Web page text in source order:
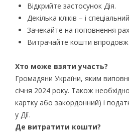
Відкрийте застосунок Дія.
Декілька кліків – і
Зачекайте на поповнення
Витрачайте кошти впродовж
Хто може взяти участь?
Громадяни України, яким
січня 2024 року. Також
картку або закордонний) і
у Дії.
Де витратити кошти?